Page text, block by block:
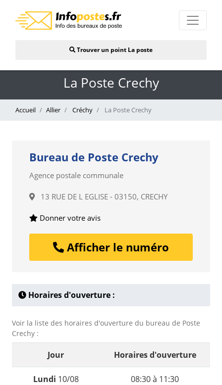
Trouver un point La poste
La Poste Crechy
Accueil Allier Créchy La Poste Crechy
Bureau de Poste Crechy
Agence postale communale
13 RUE DE L EGLISE - 03150, CRECHY
Donner votre avis
Afficher le numéro
Horaires d'ouverture :
Voir la liste des horaires d'ouverture du bureau de Poste
Crechy :
Jour Horaires d'ouverture
Lundi 10/08 08:30 à 11:30